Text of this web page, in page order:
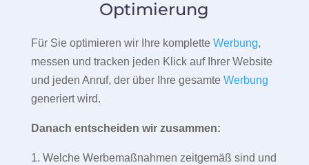
Optimierung
Für Sie optimieren wir Ihre komplette Werbung,
messen und tracken jeden Klick auf Ihrer Website
und jeden Anruf, der über Ihre gesamte Werbung
generiert wird.
Danach entscheiden wir zusammen:
1. Welche Werbemaßnahmen zeitgemäß sind und